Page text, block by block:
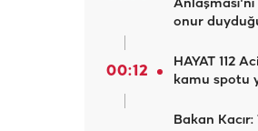
onur
00:12
HAYAT 112
kamu spotu
Bakan